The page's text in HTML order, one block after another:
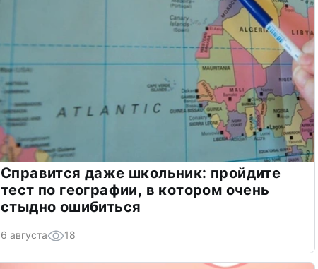
Справится даже школьник: пройдите
тест по географии, в котором очень
стыдно ошибиться
6 августа 18